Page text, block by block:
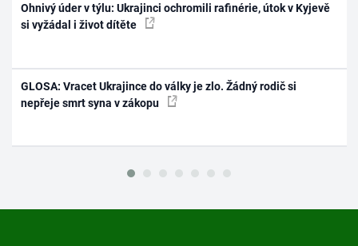
Ohnivý úder v týlu: Ukrajinci ochromili rafinérie, útok v Kyjevě
si vyžádal i život dítěte
GLOSA: Vracet Ukrajince do války je zlo. Žádný rodič si
nepřeje smrt syna v zákopu